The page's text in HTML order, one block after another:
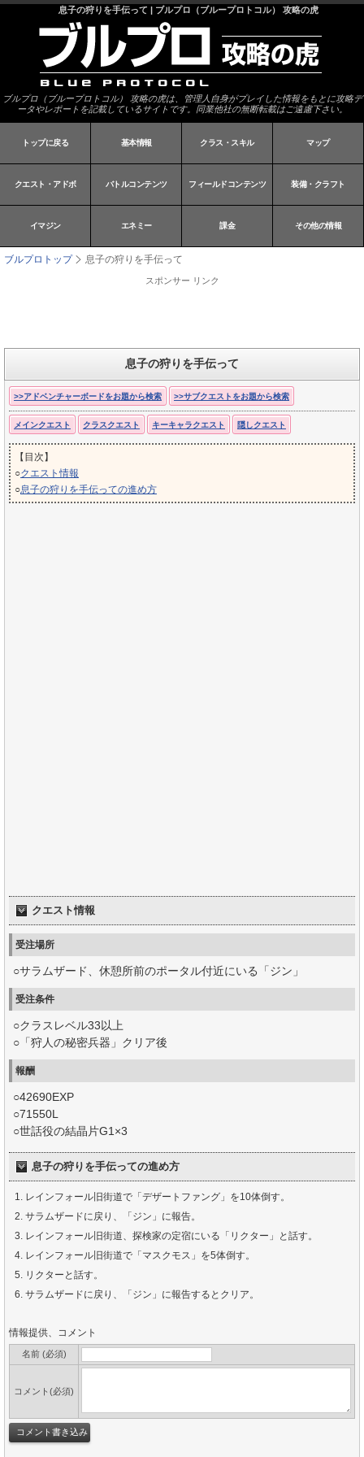
息子の狩りを手伝って | ブルプロ（ブループロトコル） 攻略の虎
ブルプロ（ブループロトコル） 攻略の虎は、管理人自身がプレイした情報をもとに攻略デ
ータやレポートを記載しているサイトです。同業他社の無断転載はご遠慮下さい。
トップに戻る 基本情報 クラス・スキル マップ
クエスト・アドボ バトルコンテンツ フィールドコンテンツ 装備・クラフト
イマジン エネミー 課金 その他の情報
ブルプロトップ 息子の狩りを手伝って
スポンサー リンク
息子の狩りを手伝って
>>アドベンチャーボードをお題から検索 >>サブクエストをお題から検索
メインクエスト クラスクエスト キーキャラクエスト 隠しクエスト
【目次】
○クエスト情報
○息子の狩りを手伝っての進め方
クエスト情報
受注場所
○サラムザード、休憩所前のポータル付近にいる「ジン」
受注条件
○クラスレベル33以上
○「狩人の秘密兵器」クリア後
報酬
○42690EXP
○71550L
○世話役の結晶片G1×3
息子の狩りを手伝っての進め方
レインフォール旧街道で「デザートファング」を10体倒す。
サラムザードに戻り、「ジン」に報告。
レインフォール旧街道、探検家の定宿にいる「リクター」と話す。
レインフォール旧街道で「マスクモス」を5体倒す。
リクターと話す。
サラムザードに戻り、「ジン」に報告するとクリア。
情報提供、コメント
名前 (必須)
コメント(必須)